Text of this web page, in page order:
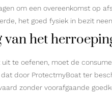
om een overeenkomst op
het goed fysiek in bezit
van het
te oefenen, moet de
door ProtectmyBoat ter
zonder voorafgaande